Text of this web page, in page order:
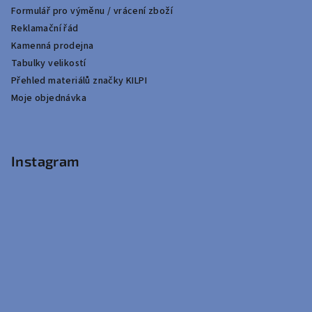
Formulář pro výměnu / vrácení zboží
Reklamační řád
Kamenná prodejna
Tabulky velikostí
Přehled materiálů značky KILPI
Moje objednávka
Instagram